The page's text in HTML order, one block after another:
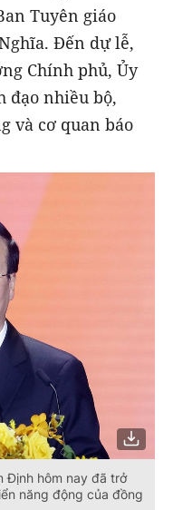
Tuyên giáo
Đến dự lễ,
Chính phủ, Ủy
đạo nhiều bộ,
và cơ quan báo
Định hôm nay đã trở
năng động của đồng